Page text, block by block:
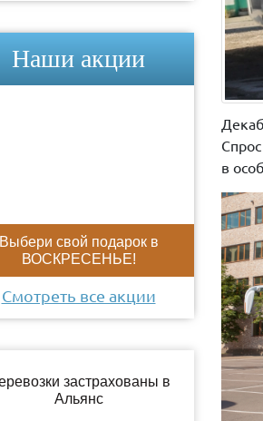
Наши акции
Выбери свой подарок в
ВОСКРЕСЕНЬЕ!
Смотреть все акции
в